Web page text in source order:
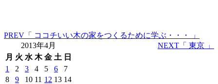
PREV 「 ココチいい木の家をつくるために学ぶ・・・ 」
NEXT 「 東京 」
2013年4月
月 火 水 木 金 土 日
1
2 3 4 5 6
7
8
9 10 11 12 13 14